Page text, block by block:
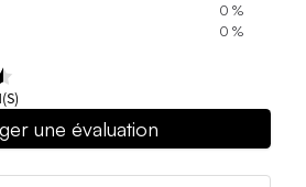
0 %
0 %
une évaluation